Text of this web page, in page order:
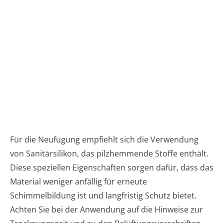
Für die Neufugung empfiehlt sich die Verwendung
von Sanitärsilikon, das pilzhemmende Stoffe enthält.
Diese speziellen Eigenschaften sorgen dafür, dass das
Material weniger anfällig für erneute
Schimmelbildung ist und langfristig Schutz bietet.
Achten Sie bei der Anwendung auf die Hinweise zur